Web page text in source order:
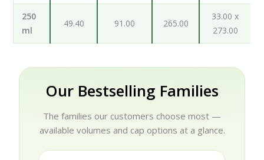
250
ml
49.40 91.00 265.00
33.00 x
273.00
Our Bestselling Families
The families our customers choose most —
available volumes and cap options at a glance.